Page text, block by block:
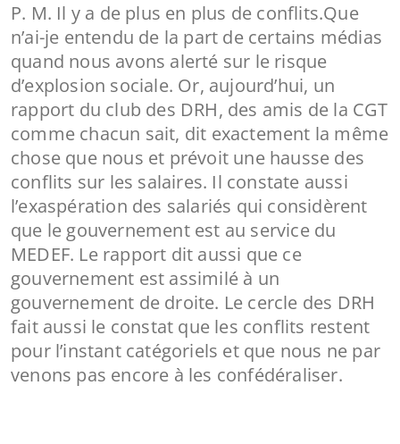
P. M. Il y a de plus en plus de conflits.Que
n’ai-je entendu de la part de certains médias
quand nous avons alerté sur le risque
d’explosion sociale. Or, aujourd’hui, un
rapport du club des DRH, des amis de la CGT
comme chacun sait, dit exactement la même
chose que nous et prévoit une hausse des
conflits sur les salaires. Il constate aussi
l’exaspération des salariés qui considèrent
que le gouvernement est au service du
MEDEF. Le rapport dit aussi que ce
gouvernement est assimilé à un
gouvernement de droite. Le cercle des DRH
fait aussi le constat que les conflits restent
pour l’instant catégoriels et que nous ne par
venons pas encore à les confédéraliser.